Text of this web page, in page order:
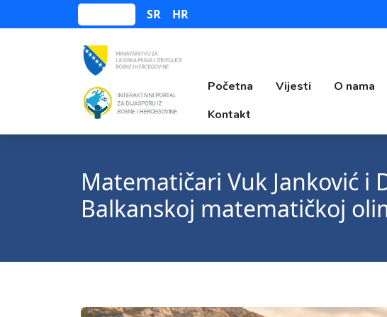
SR HR
Početna Vijesti O nama
Kontakt
Matematičari Vuk Janković i
Balkanskoj matematičkoj